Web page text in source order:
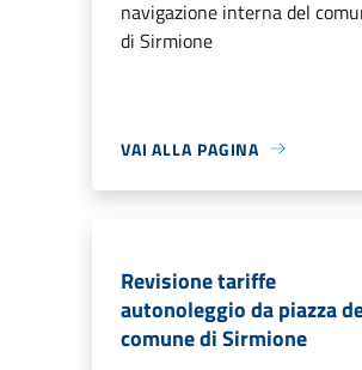
navigazione interna del
di Sirmione
VAI ALLA PAGINA
Revisione tariffe
autonoleggio da piazza
comune di Sirmione